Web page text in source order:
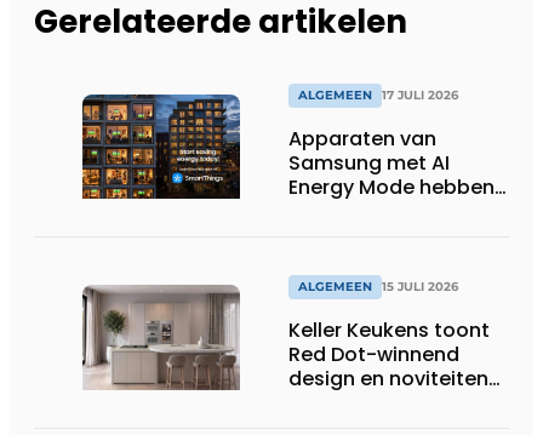
Gerelateerde artikelen
ALGEMEEN 17 JULI 2026
Apparaten van
Samsung met AI
Energy Mode hebben
huishoudens, wat
overeenkomt met het
wassen van 22.023.110
voetbalshirts
ALGEMEEN 15 JULI 2026
Keller Keukens toont
Red Dot-winnend
design en noviteiten